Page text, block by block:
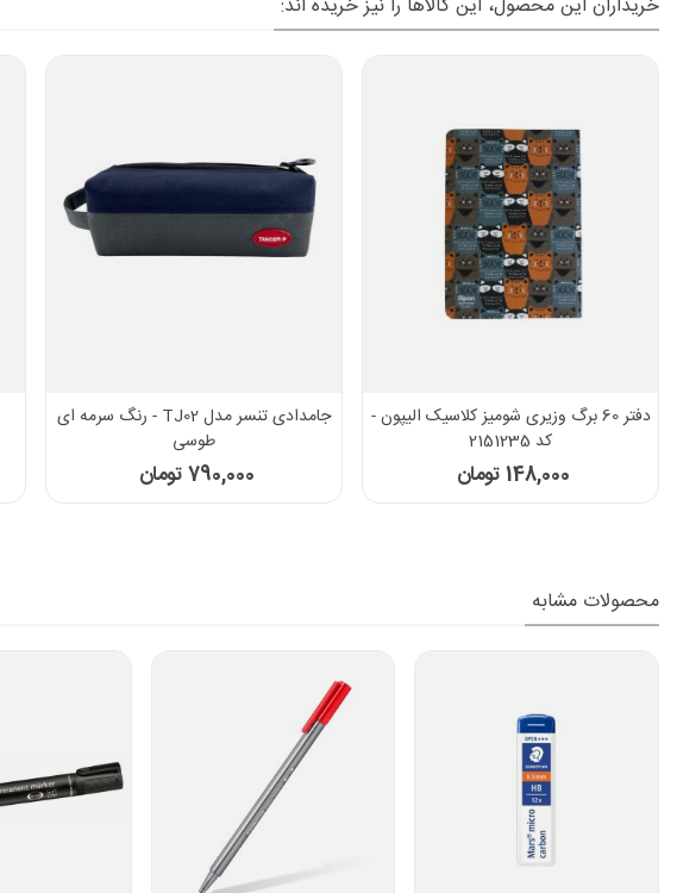
دفتر 60 برگ وزیری شومیز کلاسیک الیپون -
کد 2151235
148,000 تومان
جامدادی تنسر مدل TJ02 - رنگ سرمه ای
طوسی
790,000 تومان
محصولات مشابه